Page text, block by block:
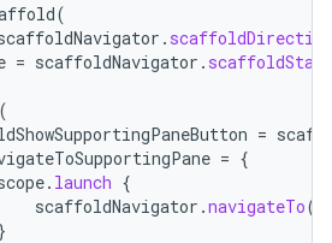
(
. scaffoldDirective
= scaffoldNavigator . scaffoldState
(
=
= {
. launch {
scaffoldNavigator .navigateTo(
}